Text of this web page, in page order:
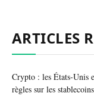
ARTICLES
Crypto : les États-Unis
règles sur les stablecoins